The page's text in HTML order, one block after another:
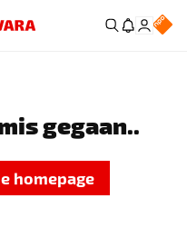
gegaan..
homepage